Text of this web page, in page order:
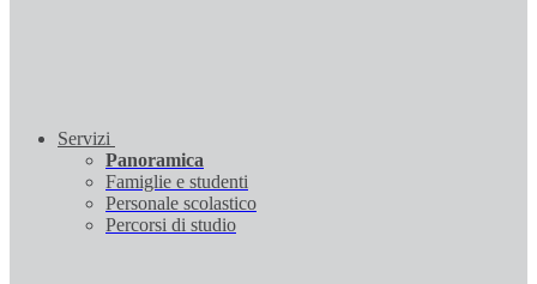
Servizi
Panoramica
Famiglie e studenti
Personale scolastico
Percorsi di studio